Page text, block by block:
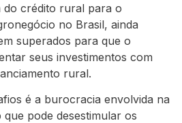
do crédito rural para o
no Brasil, ainda
superados para que o
seus investimentos com
rural.
é a burocracia envolvida na
pode desestimular os